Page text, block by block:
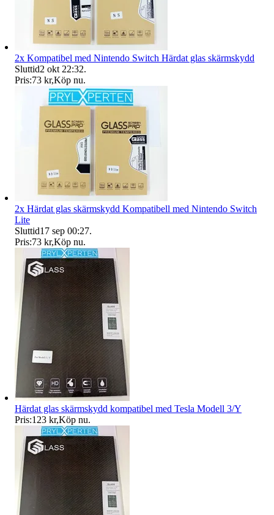
2x Kompatibel med Nintendo Switch Härdat glas skärmskydd
Sluttid2 okt 22:32.
Pris:73 kr,Köp nu.
2x Härdat glas skärmskydd Kompatibell med Nintendo Switch
Lite
Sluttid17 sep 00:27.
Pris:73 kr,Köp nu.
Härdat glas skärmskydd kompatibel med Tesla Modell 3/Y
Pris:123 kr,Köp nu.